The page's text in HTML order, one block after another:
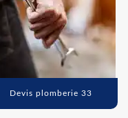
Devis plomberie 33